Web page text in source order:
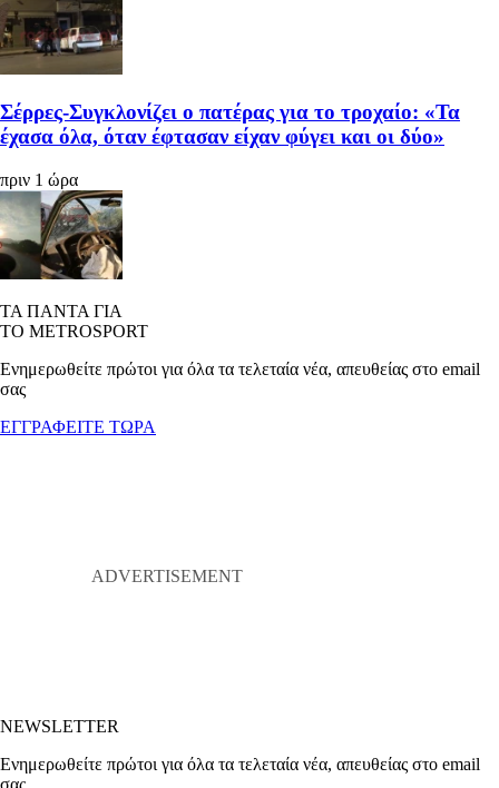
Σέρρες-Συγκλονίζει ο πατέρας για το τροχαίο: «Τα
έχασα όλα, όταν έφτασαν είχαν φύγει και οι δύο»
πριν 1 ώρα
ΤΑ ΠΑΝΤΑ ΓΙΑ
ΤΟ METROSPORT
Ενημερωθείτε πρώτοι για όλα τα τελεταία νέα, απευθείας στο email
σας
ΕΓΓΡΑΦΕΙΤΕ ΤΩΡΑ
NEWSLETTER
Ενημερωθείτε πρώτοι για όλα τα τελεταία νέα, απευθείας στο email
σας